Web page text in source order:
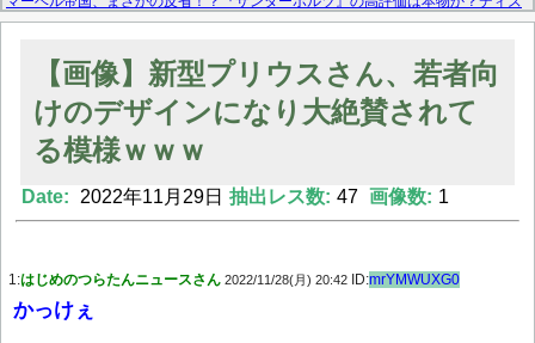
ニーCEOの「量より質」宣言の裏で渦巻くファンの本音とMCUの未来を徹底考
【モー娘。石田亜佑美】ファーストテイク出演も新規獲得ならず？北川莉央が1
【画像あり】FacebookとかTwitterで拾ったエロ画像貼ってくよ
Powered by livedoor 相互RSS
【画像】新型プリウスさん、若者向
けのデザインになり大絶賛されて
る模様ｗｗｗ
Date: 2022年11月29日 抽出レス数: 47 画像数: 1
1:はじめのつらたんニュースさん 2022/11/28(月) 20:42 ID:mrYMWUXG0
かっけぇ